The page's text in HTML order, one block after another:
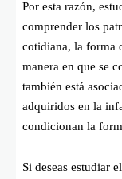
Por esta razón,
comprender los
cotidiana, la forma
manera en que se
también está
adquiridos en la
condicionan la
Si deseas estudiar